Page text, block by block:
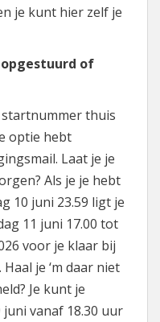
je kunt hier zelf je
of
thuis
optie hebt
Laat je je
Als je je hebt
10 juni 23.59 ligt je
11 juni 17.00 tot
voor je klaar bij
je ‘m daar niet
Je kunt je
vanaf 18.30 uur